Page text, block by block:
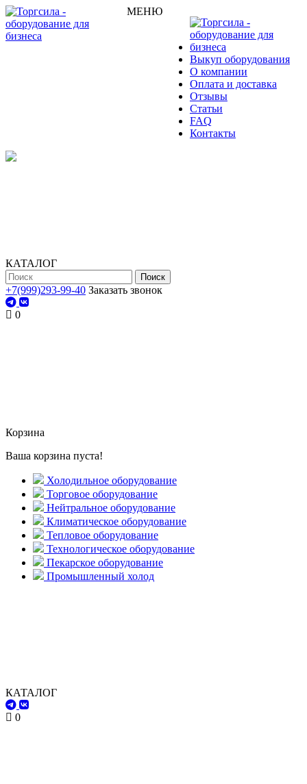
МЕНЮ
Выкуп оборудования
О компании
Оплата и доставка
Отзывы
Статьи
FAQ
Контакты
КАТАЛОГ
Поиск
+7(999)293-99-40 Заказать звонок
0
Корзина
Ваша корзина пуста!
Холодильное оборудование
Торговое оборудование
Нейтральное оборудование
Климатическое оборудование
Тепловое оборудование
Технологическое оборудование
Пекарское оборудование
Промышленный холод
КАТАЛОГ
0